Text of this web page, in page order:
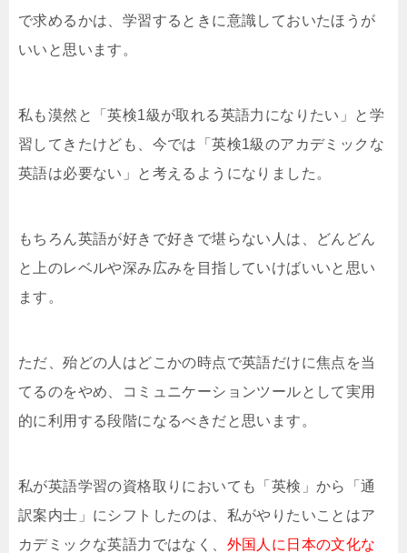
で求めるかは、学習するときに意識しておいたほうが
いいと思います。
私も漠然と「英検1級が取れる英語力になりたい」と学
習してきたけども、今では「英検1級のアカデミックな
英語は必要ない」と考えるようになりました。
もちろん英語が好きで好きで堪らない人は、どんどん
と上のレベルや深み広みを目指していけばいいと思い
ます。
ただ、殆どの人はどこかの時点で英語だけに焦点を当
てるのをやめ、コミュニケーションツールとして実用
的に利用する段階になるべきだと思います。
私が英語学習の資格取りにおいても「英検」から「通
訳案内士」にシフトしたのは、私がやりたいことはア
カデミックな英語力ではなく、 外国人に日本の文化な